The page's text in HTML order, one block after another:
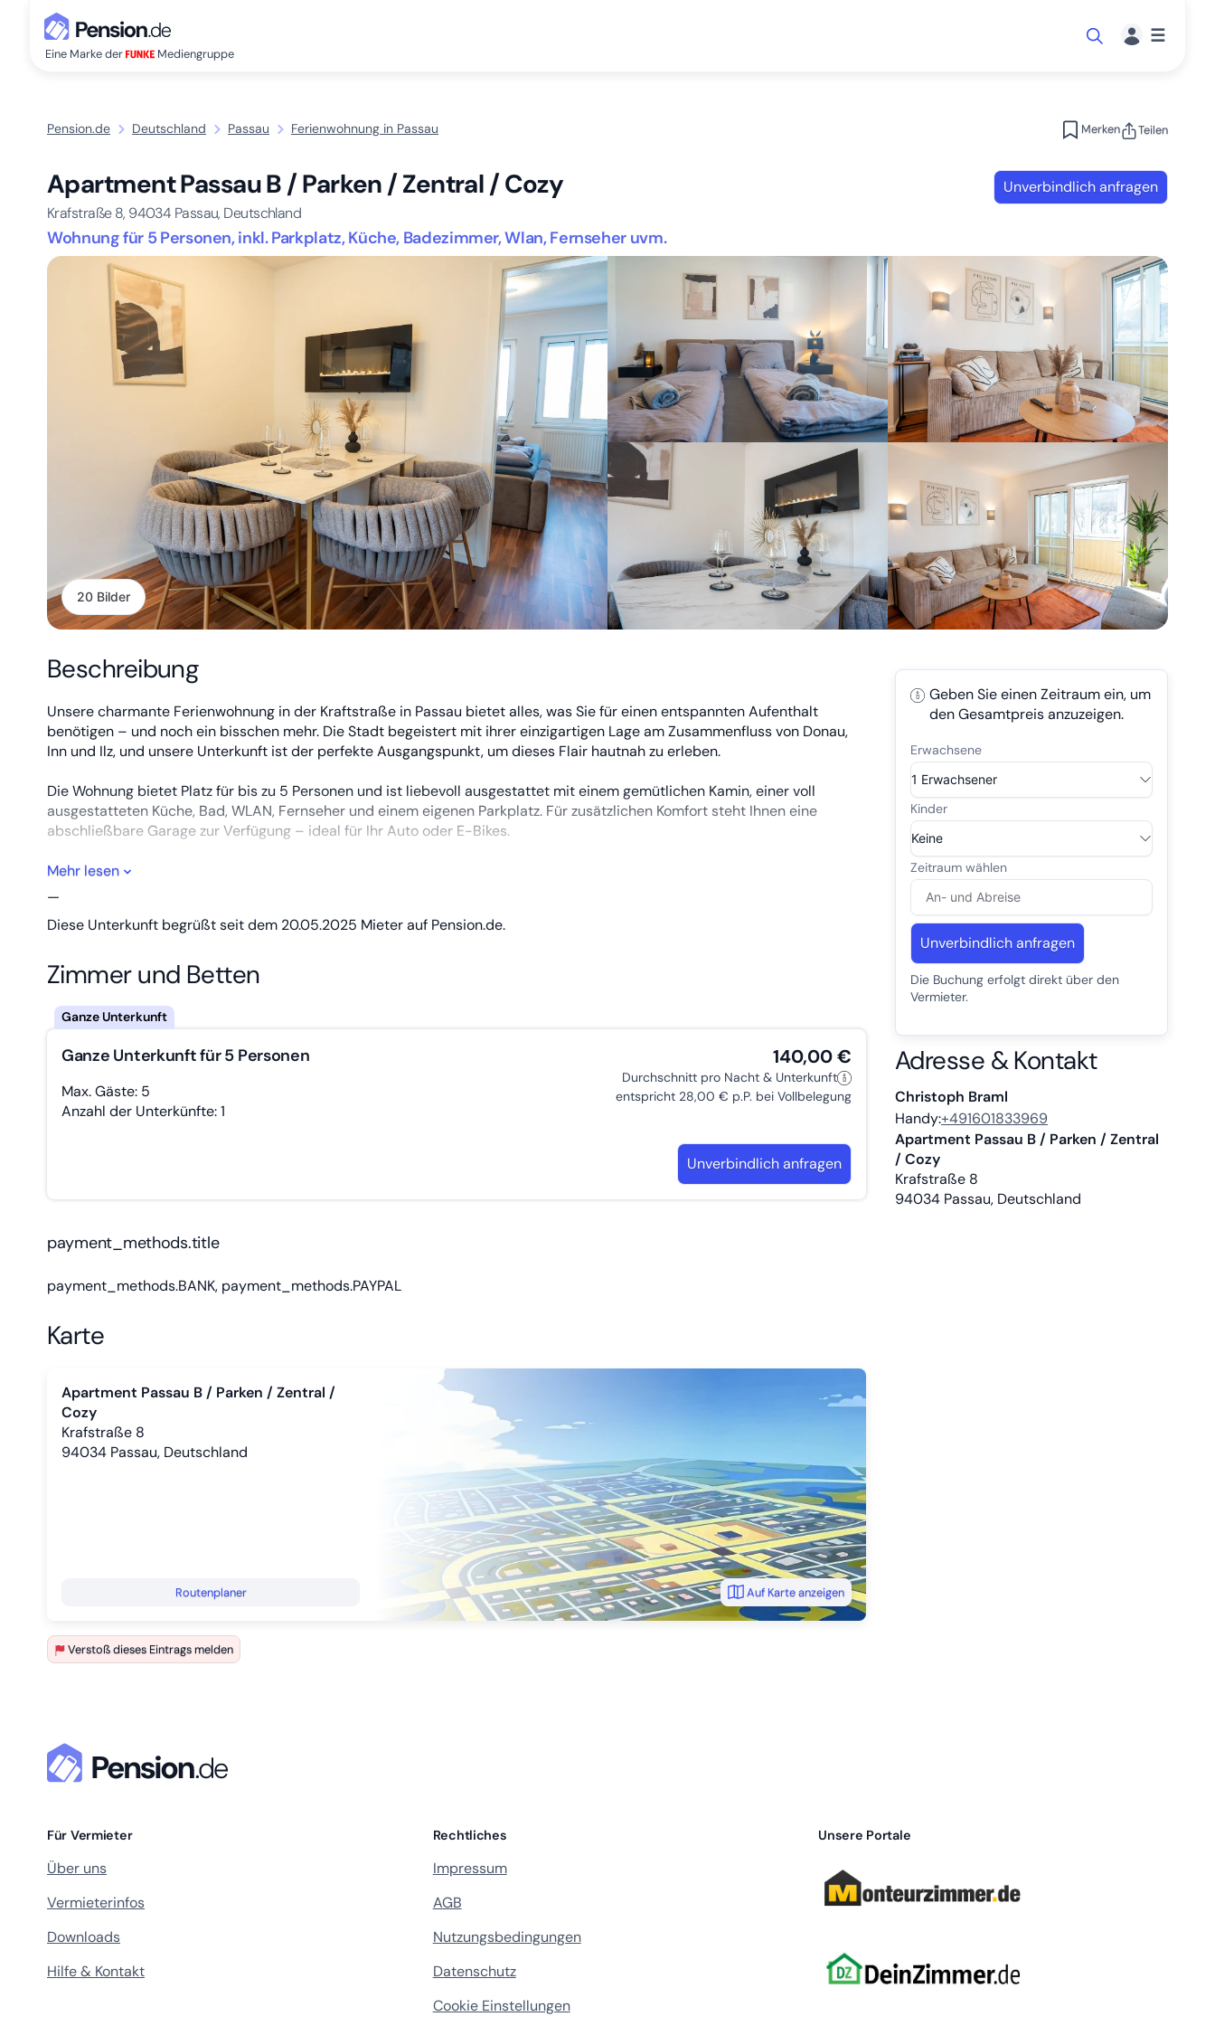
Eine Marke der Mediengruppe
☰
Pension.de Deutschland Passau Ferienwohnung in Passau Merken Teilen
Apartment Passau B / Parken / Zentral / Cozy
Krafstraße 8, 94034 Passau, Deutschland
Wohnung für 5 Personen, inkl. Parkplatz, Küche, Badezimmer, Wlan, Fernseher uvm.
Unverbindlich anfragen
20 Bilder
Beschreibung
Unsere charmante Ferienwohnung in der Kraftstraße in Passau bietet alles, was Sie für einen entspannten Aufenthalt
benötigen – und noch ein bisschen mehr. Die Stadt begeistert mit ihrer einzigartigen Lage am Zusammenfluss von Donau,
Inn und Ilz, und unsere Unterkunft ist der perfekte Ausgangspunkt, um dieses Flair hautnah zu erleben.
Die Wohnung bietet Platz für bis zu 5 Personen und ist liebevoll ausgestattet mit einem gemütlichen Kamin, einer voll
ausgestatteten Küche, Bad, WLAN, Fernseher und einem eigenen Parkplatz. Für zusätzlichen Komfort steht Ihnen eine
abschließbare Garage zur Verfügung – ideal für Ihr Auto oder E-Bikes.
Dank der zentralen Lage erreichen Sie die historische Altstadt in nur 10 bis 15 Minuten zu Fuß. Ob Kultur, Kulinarik oder
Mehr lesen
—
Diese Unterkunft begrüßt seit dem 20.05.2025 Mieter auf Pension.de.
Zimmer und Betten
Ganze Unterkunft für 5 Personen
Max. Gäste: 5
Anzahl der Unterkünfte: 1
140,00 €
Durchschnitt pro Nacht & Unterkunft
entspricht 28,00 € p.P. bei Vollbelegung
Unverbindlich anfragen
payment_methods.title
payment_methods.BANK, payment_methods.PAYPAL
Karte
Apartment Passau B / Parken / Zentral /
Cozy
Krafstraße 8
94034 Passau, Deutschland
Routenplaner Auf Karte anzeigen
Verstoß dieses Eintrags melden
Geben Sie einen Zeitraum ein, um
den Gesamtpreis anzuzeigen.
Unverbindlich anfragen
Die Buchung erfolgt direkt über den
Vermieter.
Adresse & Kontakt
Christoph Braml
Handy:+491601833969
Apartment Passau B / Parken / Zentral
/ Cozy
Krafstraße 8
94034 Passau, Deutschland
Für Vermieter
Über uns
Vermieterinfos
Downloads
Hilfe & Kontakt
Rechtliches
Impressum
AGB
Nutzungsbedingungen
Datenschutz
Cookie Einstellungen
Unsere Portale